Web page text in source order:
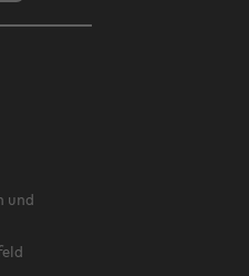
und